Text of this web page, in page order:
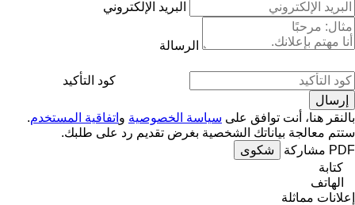
البريد الإلكتروني
الرسالة
كود التأكيد
بالنقر هنا، أنت توافق على سياسة الخصوصية و اتفاقية المستخدم.
ستتم معالجة بياناتك الشخصية بغرض تقديم رد على طلبك.
PDF مشاركة
شكوى
كتابة
الهاتف
إعلانات مماثلة